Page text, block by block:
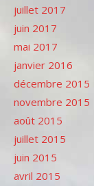
juillet 2017
juin 2017
mai 2017
janvier 2016
décembre 2015
novembre 2015
août 2015
juillet 2015
juin 2015
avril 2015